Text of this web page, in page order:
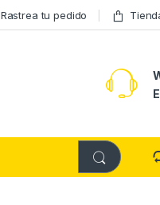
Rastrea tu pedido